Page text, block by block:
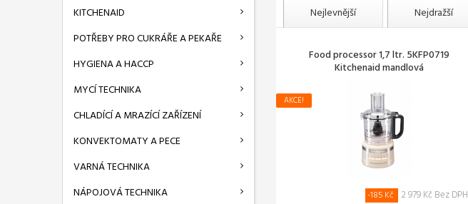
KITCHENAID
POTŘEBY PRO CUKRÁŘE A PEKAŘE
HYGIENA A HACCP
MYCÍ TECHNIKA
CHLADÍCÍ A MRAZÍCÍ ZAŘÍZENÍ
KONVEKTOMATY A PECE
VARNÁ TECHNIKA
NÁPOJOVÁ TECHNIKA
Nejlevnější Nejdražší
Food processor 1,7 ltr. 5KFP0719
Kitchenaid mandlová
AKCE!
-185 Kč 2 979 Kč Bez DPH